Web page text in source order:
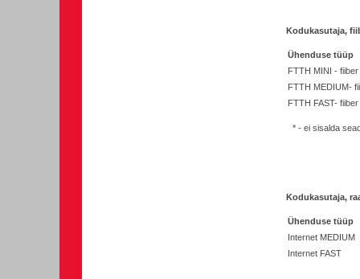
Kodukasutaja,
Ühenduse tüüp
FTTH MINI - fiiber
FTTH MEDIUM-
FTTH FAST- fiiber
* - ei sisalda
Kodukasutaja,
Ühenduse tüüp
Internet MEDIUM
Internet FAST